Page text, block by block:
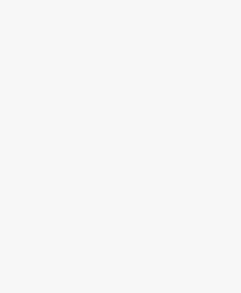
darauf, meine
Rolle als
Der Aufsichtsrat der
Mitgliedern. Er setzt
als Einzel- oder
rund 350 Gesellschafter
externer